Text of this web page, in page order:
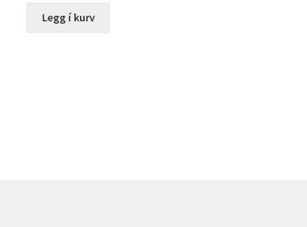
Legg í kurv